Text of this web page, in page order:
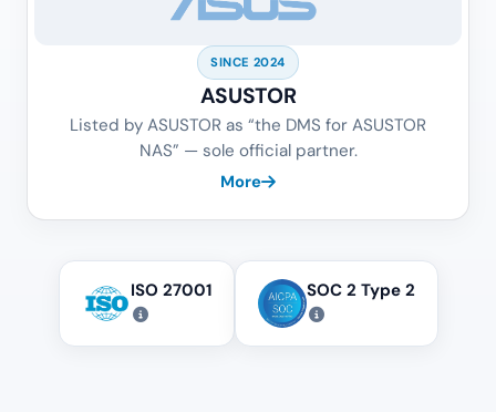
SINCE 2024
ASUSTOR
Listed by ASUSTOR as “the DMS for ASUSTOR
NAS” — sole official partner.
More
ISO 27001 SOC 2 Type 2